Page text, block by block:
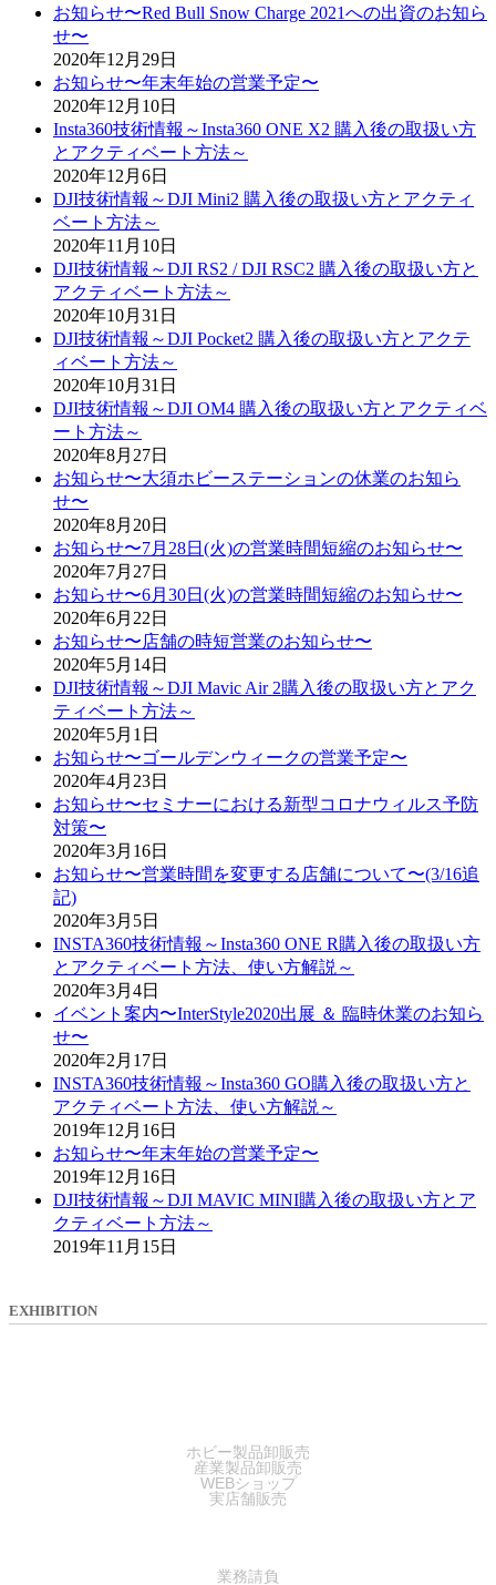
お知らせ〜Red Bull Snow Charge 2021への出資のお知ら
せ〜
2020年12月29日
お知らせ〜年末年始の営業予定〜
2020年12月10日
Insta360技術情報～Insta360 ONE X2 購入後の取扱い方
とアクティベート方法～
2020年12月6日
DJI技術情報～DJI Mini2 購入後の取扱い方とアクティ
ベート方法～
2020年11月10日
DJI技術情報～DJI RS2 / DJI RSC2 購入後の取扱い方と
アクティベート方法～
2020年10月31日
DJI技術情報～DJI Pocket2 購入後の取扱い方とアクテ
ィベート方法～
2020年10月31日
DJI技術情報～DJI OM4 購入後の取扱い方とアクティベ
ート方法～
2020年8月27日
お知らせ〜大須ホビーステーションの休業のお知ら
せ〜
2020年8月20日
お知らせ〜7月28日(火)の営業時間短縮のお知らせ〜
2020年7月27日
お知らせ〜6月30日(火)の営業時間短縮のお知らせ〜
2020年6月22日
お知らせ〜店舗の時短営業のお知らせ〜
2020年5月14日
DJI技術情報～DJI Mavic Air 2購入後の取扱い方とアク
ティベート方法～
2020年5月1日
お知らせ〜ゴールデンウィークの営業予定〜
2020年4月23日
お知らせ〜セミナーにおける新型コロナウィルス予防
対策〜
2020年3月16日
お知らせ〜営業時間を変更する店舗について〜(3/16追
記)
2020年3月5日
INSTA360技術情報～Insta360 ONE R購入後の取扱い方
とアクティベート方法、使い方解説～
2020年3月4日
イベント案内〜InterStyle2020出展 ＆ 臨時休業のお知ら
せ〜
2020年2月17日
INSTA360技術情報～Insta360 GO購入後の取扱い方と
アクティベート方法、使い方解説～
2019年12月16日
お知らせ〜年末年始の営業予定〜
2019年12月16日
DJI技術情報～DJI MAVIC MINI購入後の取扱い方とア
クティベート方法～
2019年11月15日
EXHIBITION
ホビー製品卸販売
産業製品卸販売
WEBショップ
実店舗販売
業務請負